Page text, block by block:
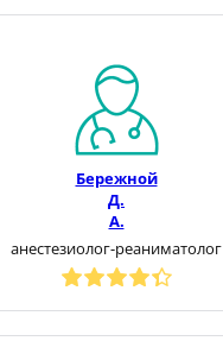
Бережной
Д.
А.
анестезиолог-реаниматолог